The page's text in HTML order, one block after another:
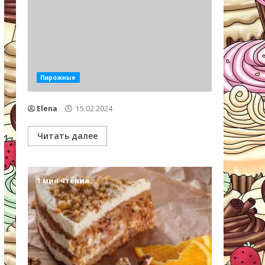
Пирожные
Elena 15.02.2024
Читать далее
1 мин чтения